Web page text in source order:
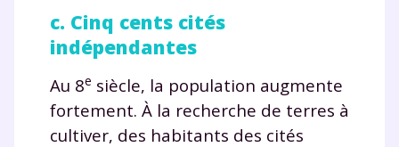
c. Cinq cents cités
indépendantes
Au 8e siècle, la population augmente
fortement. À la recherche de terres à
cultiver, des habitants des cités